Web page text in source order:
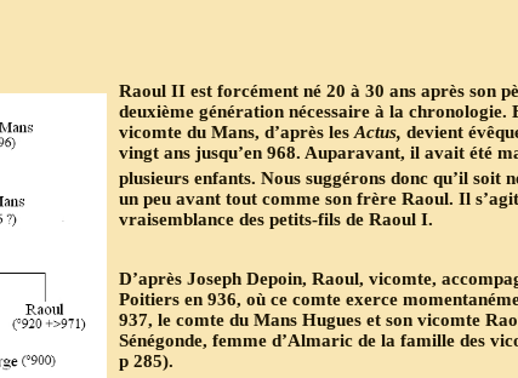
Raoul II est forcément né 20 à 30 ans après son
deuxième génération nécessaire à la
vicomte du Mans, d’après les Actus, devient
vingt ans jusqu’en 968. Auparavant, il avait été
plusieurs enfants. Nous suggérons donc qu’il soit
un peu avant tout comme son frère Raoul. Il
vraisemblance des petits-fils de Raoul I.
D’après Joseph Depoin, Raoul, vicomte,
Poitiers en 936, où ce comte exerce
937, le comte du Mans Hugues et son vicomte
Sénégonde, femme d’Almaric de la famille des
p 285).